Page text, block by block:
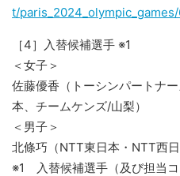
t/
［4］入替候補選手 ※1
＜女子＞
佐藤優香（トーシンパートナ
本、チームケンズ/山梨）
＜男子＞
北條巧（NTT東日本・NTT⻄日
※1 入替候補選手（及び担当